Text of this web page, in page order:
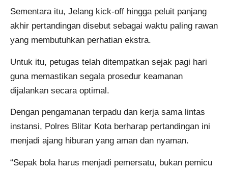
Sementara itu, Jelang kick-off hingga peluit panjang
akhir pertandingan disebut sebagai waktu paling rawan
yang membutuhkan perhatian ekstra.
Untuk itu, petugas telah ditempatkan sejak pagi hari
guna memastikan segala prosedur keamanan
dijalankan secara optimal.
Dengan pengamanan terpadu dan kerja sama lintas
instansi, Polres Blitar Kota berharap pertandingan ini
menjadi ajang hiburan yang aman dan nyaman.
“Sepak bola harus menjadi pemersatu, bukan pemicu